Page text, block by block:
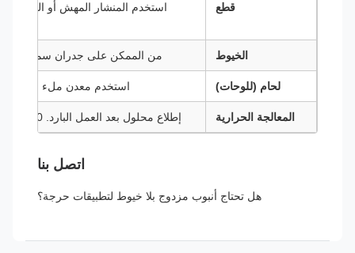
قطع استخدم المنشار المهش أو المنشار
الخيوط من الممكن على جدران سميكة
لحام (للوحات) استخدم معدن ملء متطابق (2209 لـ 2205 و 2509 لـ
المعالجة الحرارية إطلاع محلول بعد العمل البارد. 1040-1120 درجة مئوية تليها إطفاء بالماء.
اتصل بنا
هل تحتاج أنبوب مزدوج بلا خيوط لتطبيقات حرجة؟